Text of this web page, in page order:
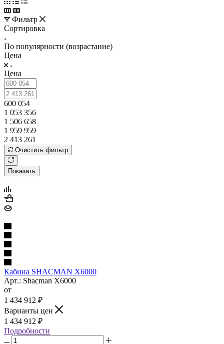
Фильтр
Сортировка
По популярности (возрастание)
Цена
Цена
600 054
1 053 356
1 506 658
1 959 959
2 413 261
Очистить фильтр
Показать
Кабина SHACMAN X6000
Арт.: Shacman X6000
от
1 434 912 ₽
Варианты цен
1 434 912 ₽
Подробности